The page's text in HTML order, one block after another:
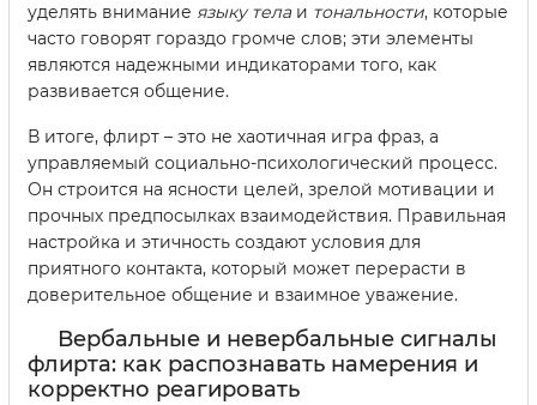
уделять внимание языку телаи тональности, которые
часто говорят гораздо громче слов; эти элементы
являются надежными индикаторами того, как
развивается общение.
В итоге, флирт – это не хаотичная игра фраз, а
управляемый социально-психологический процесс.
Он строится на ясности целей, зрелой мотивации и
прочных предпосылках взаимодействия. Правильная
настройка и этичность создают условия для
приятного контакта, который может перерасти в
доверительное общение и взаимное уважение.
Вербальные и невербальные сигналы
флирта: как распознавать намерения и
корректно реагировать